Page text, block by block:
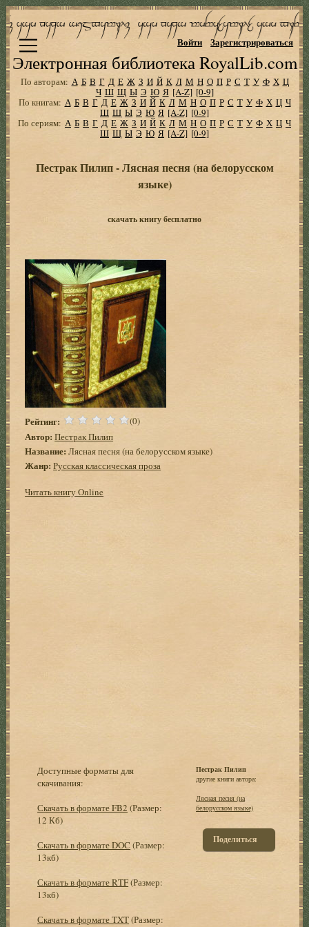
Электронная библиотека RoyalLib.com
Войти Зарегистрироваться
По авторам: А Б В Г Д Е Ж З И Й К Л М Н О П Р С Т У Ф Х Ц
Ч Ш Щ Ы Э Ю Я [A-Z] [0-9]
По книгам: А Б В Г Д Е Ж З И Й К Л М Н О П Р С Т У Ф Х Ц Ч
Ш Щ Ы Э Ю Я [A-Z] [0-9]
По сериям: А Б В Г Д Е Ж З И Й К Л М Н О П Р С Т У Ф Х Ц Ч
Ш Щ Ы Э Ю Я [A-Z] [0-9]
Пестрак Пилип - Лясная песня (на белорусском
языке)
скачать книгу бесплатно
Рейтинг: (0)
Автор: Пестрак Пилип
Название: Лясная песня (на белорусском языке)
Жанр: Русская классическая проза
Читать книгу Online
Доступные форматы для
скачивания:
Скачать в формате FB2 (Размер:
12 Кб)
Скачать в формате DOC (Размер:
13кб)
Скачать в формате RTF(Размер:
13кб)
Скачать в формате TXT(Размер:
Пестрак Пилип
другие книги автора:
Лясная песня (на
белорусском языке)
Поделиться